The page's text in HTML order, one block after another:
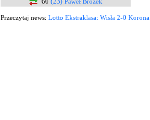
Przeczytaj news: Lotto Ekstraklasa: Wisła 2-0 Korona